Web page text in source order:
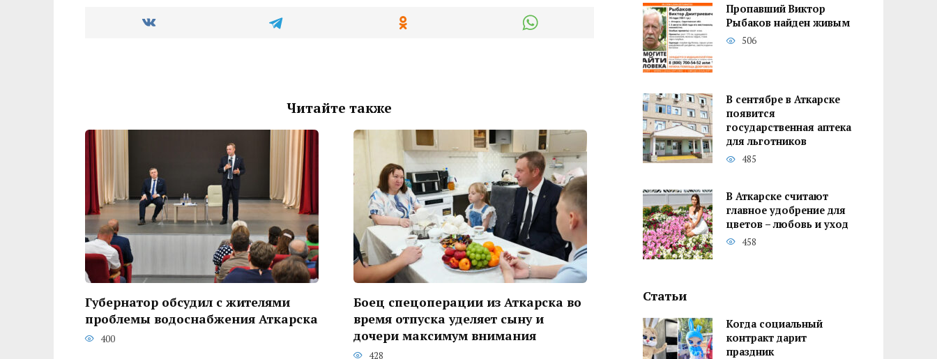
Читайте также
Губернатор обсудил с жителями
проблемы водоснабжения Аткарска
400
Боец спецоперации из Аткарска во
время отпуска уделяет сыну и
дочери максимум внимания
428
Пропавший Виктор
Рыбаков найден живым
506
В сентябре в Аткарске
появится
государственная аптека
для льготников
485
В Аткарске считают
главное удобрение для
цветов – любовь и уход
458
Статьи
Когда социальный
контракт дарит
праздник